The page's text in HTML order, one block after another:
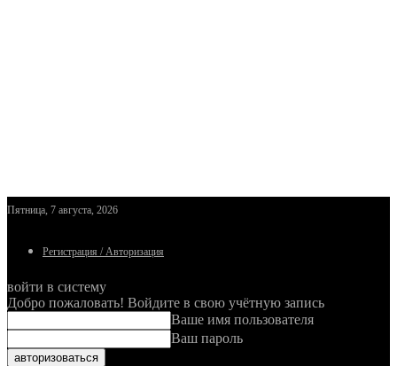
Пятница, 7 августа, 2026
Регистрация / Авторизация
войти в систему
Добро пожаловать! Войдите в свою учётную запись
Ваше имя пользователя
Ваш пароль